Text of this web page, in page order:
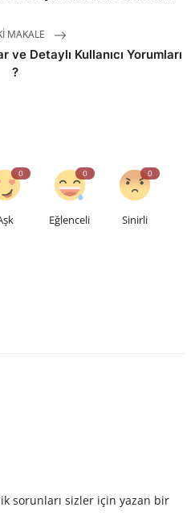
MAKALE
ve Detaylı Kullanıcı Yorumları
?
0 0
Eğlenceli
0
Sinirli
sorunları sizler için yazan bir